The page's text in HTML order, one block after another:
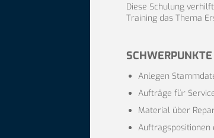
Diese Schulung
Training das Thema
SCHWERPUNKTE
Anlegen
Aufträge für
Material über
Auftragspositionen